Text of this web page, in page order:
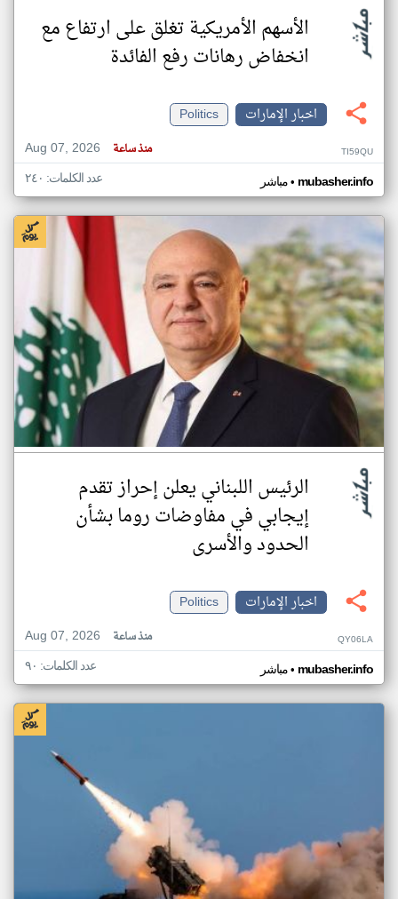
الأسهم الأمريكية تغلق على ارتفاع مع
انخفاض رهانات رفع الفائدة
اخبار الإمارات
Politics
Aug 07, 2026
منذ ساعة TI59QU
مباشر• mubasher.info عدد الكلمات: ٢٤٠
الرئيس اللبناني يعلن إحراز تقدم
إيجابي في مفاوضات روما بشأن
الحدود والأسرى
اخبار الإمارات
Politics
Aug 07, 2026
منذ ساعة QY06LA
مباشر• mubasher.info عدد الكلمات: ٩٠